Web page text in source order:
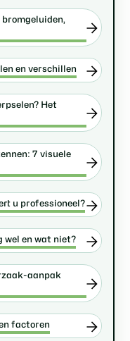
en verschillen
Het
7 visuele
u professioneel?
wel en wat niet?
aanpak
factoren